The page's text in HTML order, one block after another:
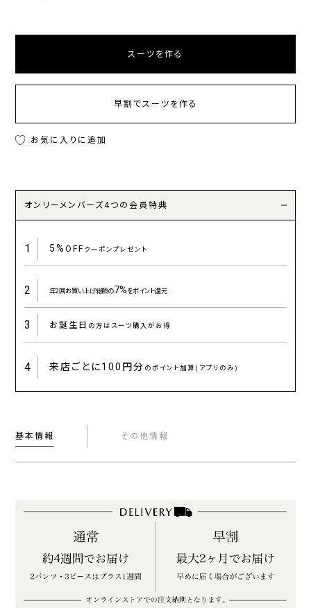
スーツを作る
早割でスーツを作る
お気に入りに追加
オンリーメンバーズ4つの会員特典
1 5%OFFクーポンプレゼント
2 年2回お買い上げ総額の7%をポイント還元
3 お誕生日 の方はスーツ購入がお得
4 来店ごとに100円分 のポイント加算(アプリのみ)
基本情報 その他情報